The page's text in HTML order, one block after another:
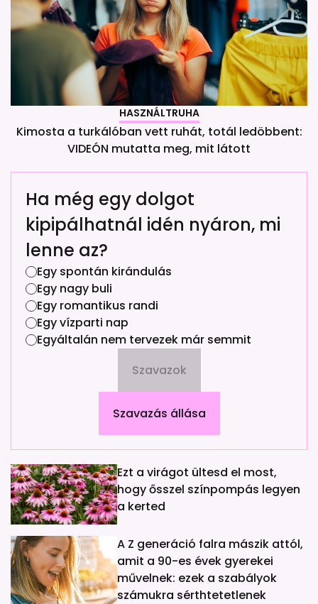
HASZNÁLTRUHA
Kimosta a turkálóban vett ruhát, totál ledöbbent:
VIDEÓN mutatta meg, mit látott
Ha még egy dolgot
kipipálhatnál idén nyáron, mi
lenne az?
Egy spontán kirándulás
Egy nagy buli
Egy romantikus randi
Egy vízparti nap
Egyáltalán nem tervezek már semmit
Szavazok
Szavazás állása
Ezt a virágot ültesd el most,
hogy ősszel színpompás legyen
a kerted
A Z generáció falra mászik attól,
amit a 90-es évek gyerekei
művelnek: ezek a szabályok
számukra sérthtetetlenek